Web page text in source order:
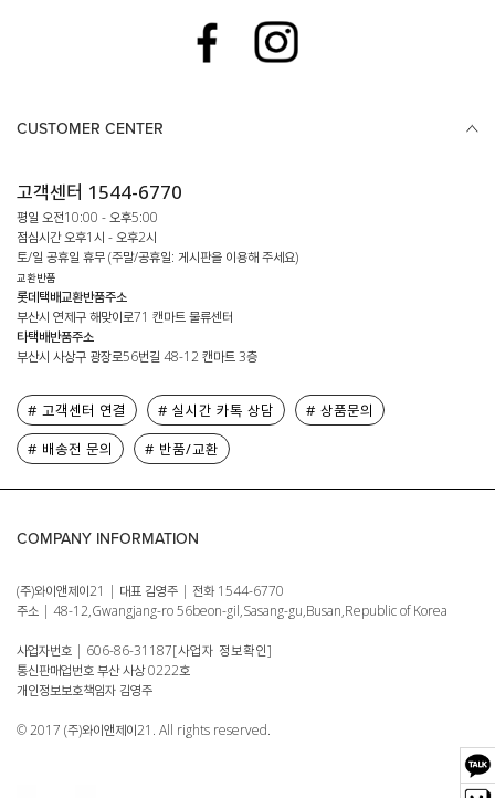
CUSTOMER CENTER
고객센터 1544-6770
평일 오전10:00 - 오후5:00
점심시간 오후1시 - 오후2시
토/일 공휴일 휴무 (주말/공휴일: 게시판을 이용해 주세요)
교환반품
롯데택배교환반품주소
부산시 연제구 해맞이로71 캔마트 물류센터
타택배반품주소
부산시 사상구 광장로56번길 48-12 캔마트 3층
# 고객센터 연결 # 실시간 카톡 상담
# 상품문의
# 배송전 문의
# 반품/교환
COMPANY INFORMATION
(주)와이앤제이21 | 대표 김영주 | 전화 1544-6770
주소 | 48-12,Gwangjang-ro 56beon-gil,Sasang-gu,Busan,Republic of Korea
사업자번호 | 606-86-31187[사업자 정보확인]
통신판매업번호 부산 사상 0222호
개인정보보호책임자 김영주
© 2017 (주)와이앤제이21. All rights reserved.